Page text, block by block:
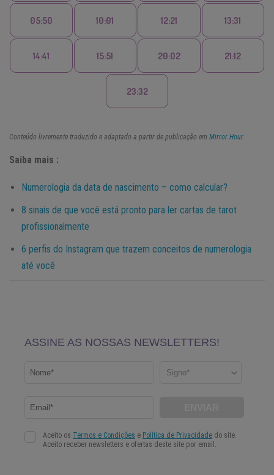
05:50 10:01 12:21 13:31
14:41 15:51 20:02 21:12
23:32
Conteúdo livremente traduzido e adaptado a partir de publicação em Mirror Hour.
Saiba mais :
Numerologia da data de nascimento – como calcular?
8 sinais de que você está pronto para ler cartas de tarot
profissionalmente
6 perfis do Instagram que trazem conceitos de numerologia
até você